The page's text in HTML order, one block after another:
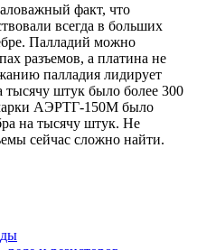
факт, что
всегда в больших
Палладий можно
разъемов, а платина не
палладия лидирует
штук было более 300
АЭРТГ-150М было
на тысячу штук. Не
сейчас сложно найти.